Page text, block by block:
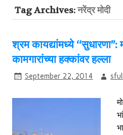
Tag Archives:नरेंद्र मोदी
श्रम कायद्यांमध्ये
कामगारांच्या हक्कांवर हल्ला
September 22, 2014